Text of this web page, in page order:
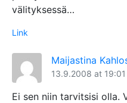
välityksessä…
Link
Maijastina
13.9.2008 at 19:01
Ei sen niin tarvitsisi olla.